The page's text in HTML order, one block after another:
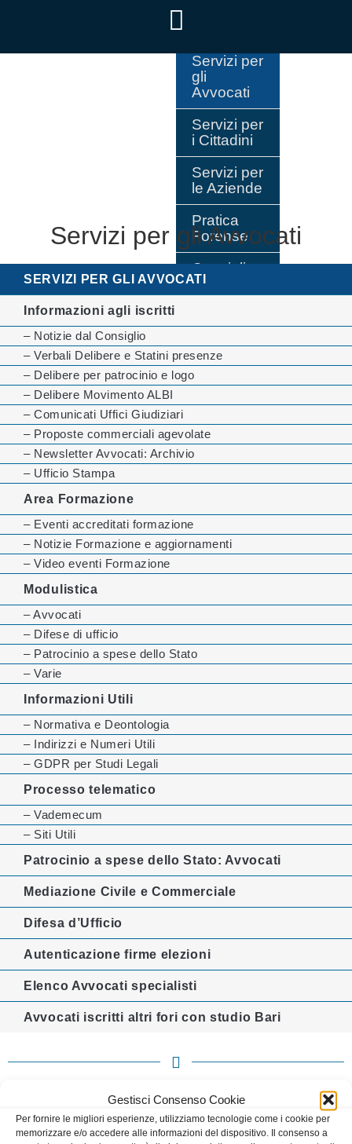
Gestisci Consenso Cookie
Per fornire le migliori esperienze, utilizziamo tecnologie come i cookie per
memorizzare e/o accedere alle informazioni del dispositivo. Il consenso a
Servizi per
gli
Avvocati
Servizi per
i Cittadini
Servizi per
le Aziende
Pratica
Forense
Consiglio
dell’Ordine
Servizi per gli Avvocati
SERVIZI PER GLI AVVOCATI
Informazioni agli iscritti
– Notizie dal Consiglio
– Verbali Delibere e Statini presenze
– Delibere per patrocinio e logo
– Delibere Movimento ALBI
– Comunicati Uffici Giudiziari
– Proposte commerciali agevolate
– Newsletter Avvocati: Archivio
– Ufficio Stampa
Area Formazione
– Eventi accreditati formazione
– Notizie Formazione e aggiornamenti
– Video eventi Formazione
Modulistica
– Avvocati
– Difese di ufficio
– Patrocinio a spese dello Stato
– Varie
Informazioni Utili
– Normativa e Deontologia
– Indirizzi e Numeri Utili
– GDPR per Studi Legali
Processo telematico
– Vademecum
– Siti Utili
Patrocinio a spese dello Stato: Avvocati
Mediazione Civile e Commerciale
Difesa d’Ufficio
Autenticazione firme elezioni
Elenco Avvocati specialisti
Avvocati iscritti altri fori con studio Bari
Questa sezione è dedicata alle informazioni utili
per gli AVVOCATI iscritti all’ORDINE.
informazioni sono raggruppate in categorie per